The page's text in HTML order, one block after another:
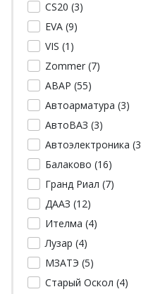
CS20 (3)
EVA (9)
VIS (1 )
Zommer (7)
АВАР (55)
Автоарматура (3)
АвтоВАЗ (3)
Автоэлектроника (3
Балаково (16)
Гранд Риал (7)
ДААЗ (12)
Ителма (4)
Лузар (4)
МЗАТЭ (5)
Старый Оскол (4)